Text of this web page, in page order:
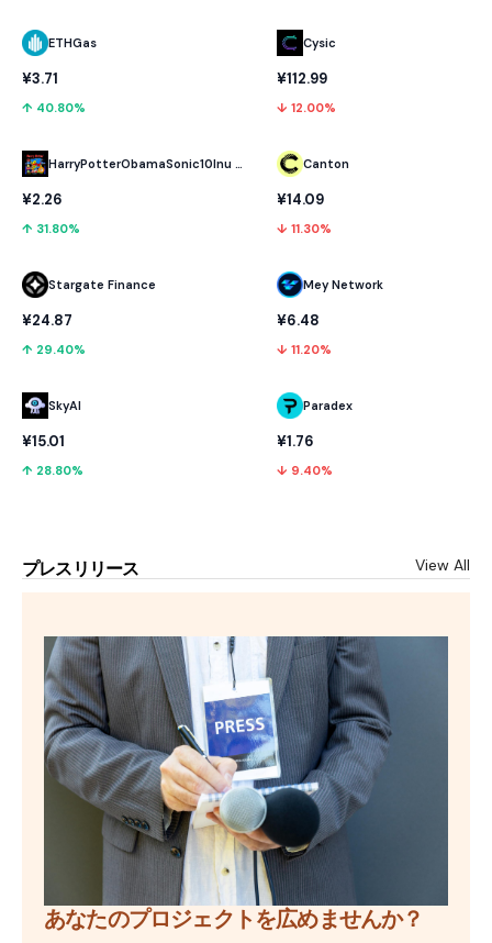
ETHGas
¥3.71
↑ 40.80%
HarryPotterObamaSonic10Inu (ETH)
¥2.26
↑ 31.80%
Stargate Finance
¥24.87
↑ 29.40%
SkyAI
¥15.01
↑ 28.80%
Cysic
¥112.99
↓ 12.00%
Canton
¥14.09
↓ 11.30%
Mey Network
¥6.48
↓ 11.20%
Paradex
¥1.76
↓ 9.40%
プレスリリース View All
あなたのプロジェクトを広めませんか？